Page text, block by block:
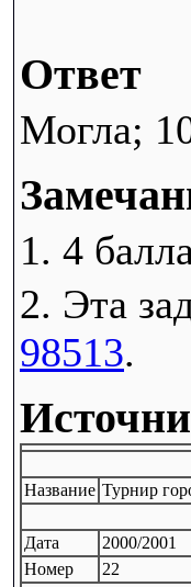
Ответ
Могла;
1. 4
2. Эта
98513.
Название Турнир
Дата
2000/2001
Номер
22